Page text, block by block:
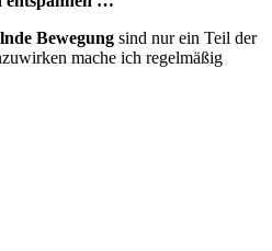
Bewegung sind nur ein Teil der
mache ich regelmäßig